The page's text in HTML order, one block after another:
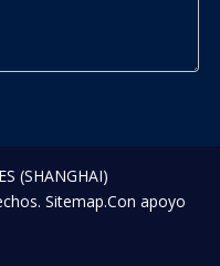
(SHANGHAI)
Sitemap.Con apoyo